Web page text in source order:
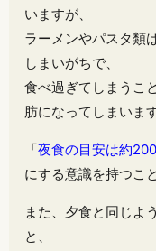
いますが、
ラーメンやパスタ類
しまいがちで、
食べ過ぎてしまうこ
肪になってしまいます
「夜食の目安は約
にする意識を持つこ
また、夕食と同じよ
と、